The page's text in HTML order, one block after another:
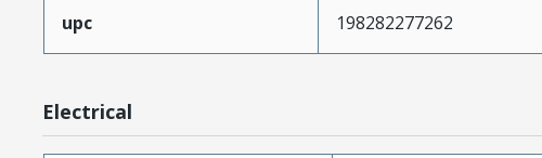
upc 198282277262
Electrical